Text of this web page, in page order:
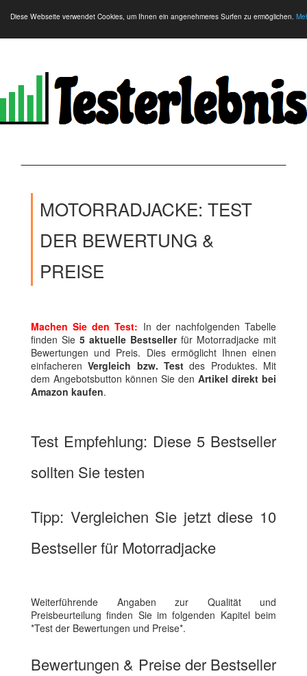
Diese Webseite verwendet Cookies, um Ihnen ein angenehmeres Surfen zu ermöglichen.
MOTORRADJACKE: TEST
DER BEWERTUNG &
PREISE
Machen Sie den Test: In der nachfolgenden Tabelle
finden Sie 5 aktuelle Bestsellerfür Motorradjacke mit
Bewertungen und Preis. Dies ermöglicht Ihnen einen
einfacherenVergleich bzw. Test des Produktes. Mit
dem Angebotsbutton können Sie den Artikel direkt bei
Amazon kaufen.
Test Empfehlung: Diese 5 Bestseller
sollten Sie testen
Tipp: Vergleichen Sie jetzt diese 10
Bestseller für Motorradjacke
Weiterführende Angaben zur Qualität und
Preisbeurteilung finden Sie im folgenden Kapitel beim
*Test der Bewertungen und Preise*.
Bewertungen & Preise der Bestseller